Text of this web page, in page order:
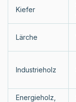
Kiefer
Lärche
Industrieholz
Energieholz,